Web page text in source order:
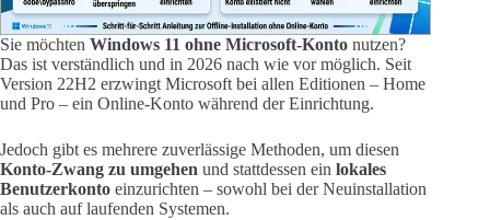
Sie möchten Windows 11 ohne Microsoft-Konto nutzen?
Das ist verständlich und in 2026 nach wie vor möglich. Seit
Version 22H2 erzwingt Microsoft bei allen Editionen – Home
und Pro – ein Online-Konto während der Einrichtung.
Jedoch gibt es mehrere zuverlässige Methoden, um diesen
Konto-Zwang zu umgehen und stattdessen ein lokales
Benutzerkonto einzurichten – sowohl bei der Neuinstallation
als auch auf laufenden Systemen.